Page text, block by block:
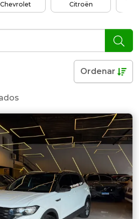
Chevrolet Citroën
Ordenar